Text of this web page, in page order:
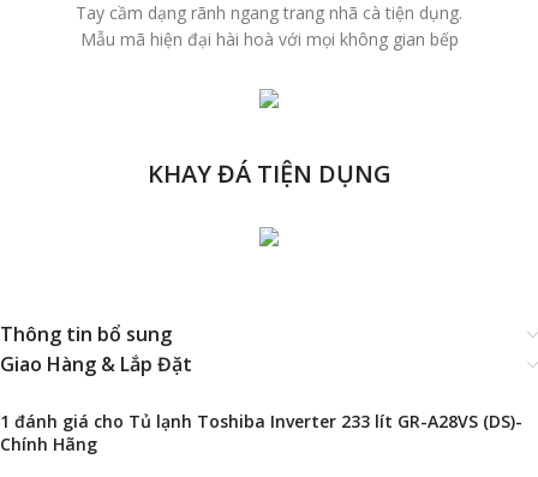
Tay cầm dạng rãnh ngang trang nhã cà tiện dụng.
Mẫu mã hiện đại hài hoà với mọi không gian bếp
KHAY ĐÁ TIỆN DỤNG
Thông tin bổ sung
Giao Hàng & Lắp Đặt
1 đánh giá cho Tủ lạnh Toshiba Inverter 233 lít GR-A28VS (DS)-
Chính Hãng